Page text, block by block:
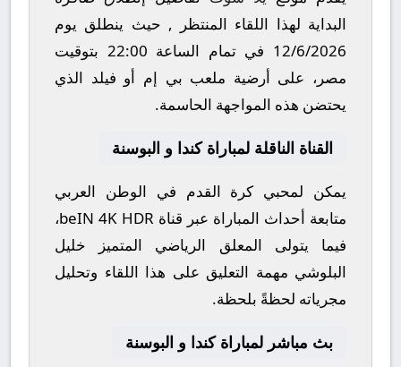
البداية لهذا اللقاء المنتظر , حيث ينطلق يوم
12/6/2026 في تمام الساعة 22:00 بتوقيت
مصر، على أرضية ملعب بي إم أو فيلد الذي
يحتضن هذه المواجهة الحاسمة.
القناة الناقلة لمباراة كندا و البوسنة
يمكن لمحبي كرة القدم في الوطن العربي
متابعة أحداث المباراة عبر قناة beIN 4K HDR،
فيما يتولى المعلق الرياضي المتميز خليل
البلوشي مهمة التعليق على هذا اللقاء وتحليل
مجرياته لحظةً بلحظة.
بث مباشر لمباراة كندا و البوسنة